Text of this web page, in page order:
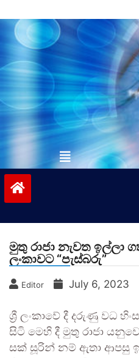
to
contentvinivida.lk
මුතු රාජා නැවත ඉල්ලා
ලංකාවට “පැස්බරු”
Editor July 6, 2023
ශ්‍රී ලංකාවේ දී දරුණු වධ
සිටි මෙහි දී මුතු රාජා
සක් සූරින් නම් ඇතා ආපසු